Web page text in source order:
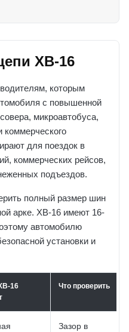
XB-16
которым
с повышенной
микроавтобуса,
коммерческого
для поездок в
коммерческих рейсов,
подъездов.
полный размер шин
арке. XB-16 имеют 16-
автомобилю
установки и
16
Что проверить
Зазор в